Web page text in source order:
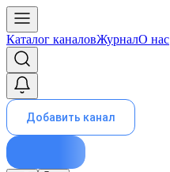
Каталог каналовЖурналО нас
Добавить канал